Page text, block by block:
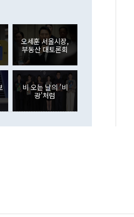
포럼(EEF)'을 언급하
데 대해서도 조 장관
가 나가지 않았다"고
부 내 조율을 거치지
국호 사용, 9·19 군
할 사안이 아니어서 월
업무보고를 듣고 난
고 재차 확인했다. 정
안전보장회의(NSC)
가깝다"며 "안보 관
하겠다고 업무보고를
'고 주장한 것은 심각
직접투자에서는 내국
가 46억3000만달러
매도세가 이어졌다. 외
로 316억1000만달러
순매도 기록을 다시
자금 유입에도
만달러를 기록했
6000만달러 증가했
오세훈 서울시장,
부동산 대토론회
비 오는 날의 '비
광'처럼